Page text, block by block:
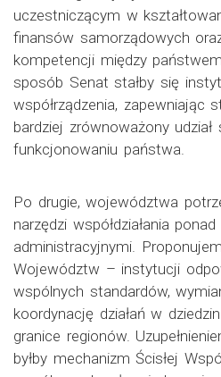
uczestniczącym w
finansów samorządowych
kompetencji między
sposób Senat stałby się
współrządzenia, zapewniając
bardziej zrównoważony
funkcjonowaniu państwa.
Po drugie, województwa
narzędzi współdziałania
administracyjnymi.
Województw – instytucji
wspólnych standardów,
koordynację działań w
granice regionów.
byłby mechanizm Ścisłej